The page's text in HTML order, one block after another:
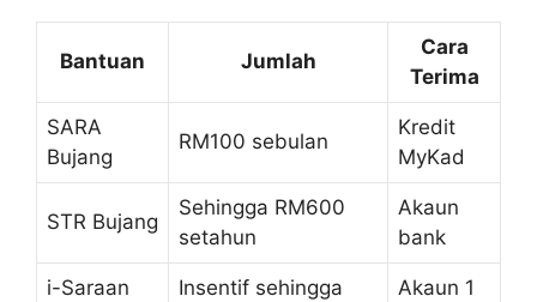
Bantuan Jumlah
Cara
Terima
SARA
Bujang
RM100 sebulan
Kredit
MyKad
STR Bujang
Sehingga RM600
setahun
Akaun
bank
i-Saraan
Insentif sehingga
Akaun 1